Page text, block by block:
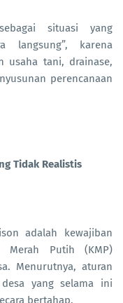
situasi yang
langsung”, karena
usaha tani, drainase,
perencanaan
Tidak Realistis
adalah kewajiban
Merah Putih (KMP)
Menurutnya, aturan
yang selama ini
bertahap.